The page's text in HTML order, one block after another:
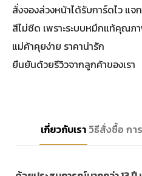
สั่งจองล่วงหน้าได้รับการ์ดไว แจ
สีไม่ซีด เพราะระบบหมึกแท้คุณภ
แม่ค้าคุยง่าย ราคาน่ารัก
ยืนยันด้วยรีวิวจากลูกค้าของเรา
เกี่ยวกับเรา วิธีสั่งซื้อ กา